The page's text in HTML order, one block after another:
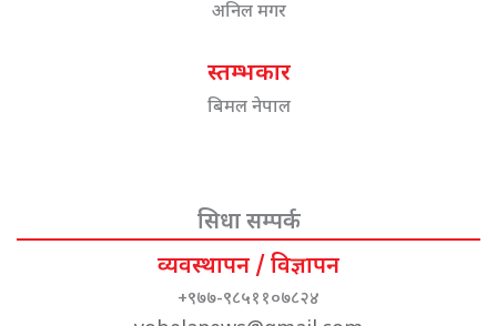
अनिल मगर
स्तम्भकार
बिमल नेपाल
सिधा सम्पर्क
व्यवस्थापन / विज्ञापन
+९७७-९८५११०७८२४